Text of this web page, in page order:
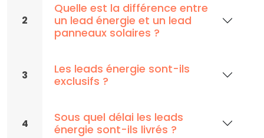
2
Quelle est la différence entre
un lead énergie et un lead
panneaux solaires ?
3
Les leads énergie sont-ils
exclusifs ?
4
Sous quel délai les leads
énergie sont-ils livrés ?